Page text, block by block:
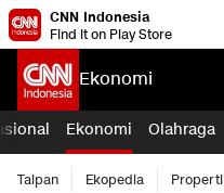
CNN Indonesia
Find it on Play Store
Ekonomi
Ekonomi Olahraga
Taipan Ekopedia Properti